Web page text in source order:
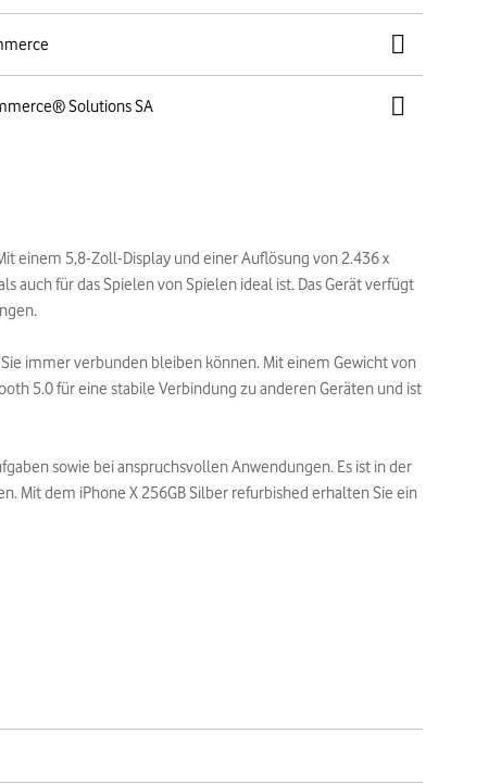
Solutions SA
einem 5,8-Zoll-Display und einer Auflösung von 2.436 x
auch für das Spielen von Spielen ideal ist. Das Gerät verfügt
immer verbunden bleiben können. Mit einem Gewicht von
5.0 für eine stabile Verbindung zu anderen Geräten und ist
sowie bei anspruchsvollen Anwendungen. Es ist in der
Mit dem iPhone X 256GB Silber refurbished erhalten Sie ein